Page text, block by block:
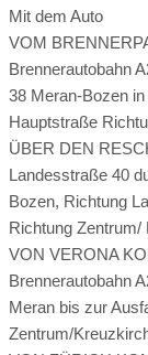
Mit dem Auto
VOM
Brennerautobahn
38 Meran-Bozen
Hauptstraße
ÜBER DEN
Landesstraße 40
Bozen, Richtung
Richtung Zentrum/
VON VERONA
Brennerautobahn
Meran bis zur
Zentrum/